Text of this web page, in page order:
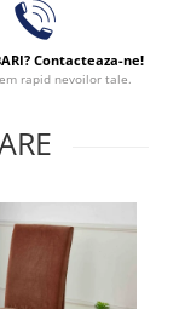
Contacteaza-ne!
rapid nevoilor tale.